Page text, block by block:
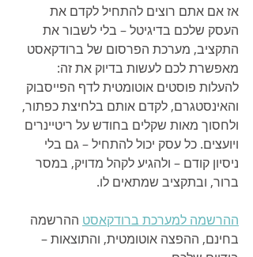
אז אם אתם רוצים להתחיל לקדם את
העסק שלכם בדיגיטל – בלי לשבור את
התקציב, מערכת הפרסום של ברודקאסט
מאפשרת לכם לעשות בדיוק את זה:
להעלות פוסטים אוטומטית לדף הפייסבוק
והאינסטגרם, לקדם אותם בלחיצת כפתור,
ולחסוך מאות שקלים בחודש על ריטיינרים
ויועצים. כל עסק יכול להתחיל – גם בלי
ניסיון קודם – ולהגיע לקהל מדויק, במסר
ברור, ובתקציב שמתאים לו.
ההרשמה למערכת ברודקאסט ההרשמה
בחינם, ההפצה אוטומטית, והתוצאות –